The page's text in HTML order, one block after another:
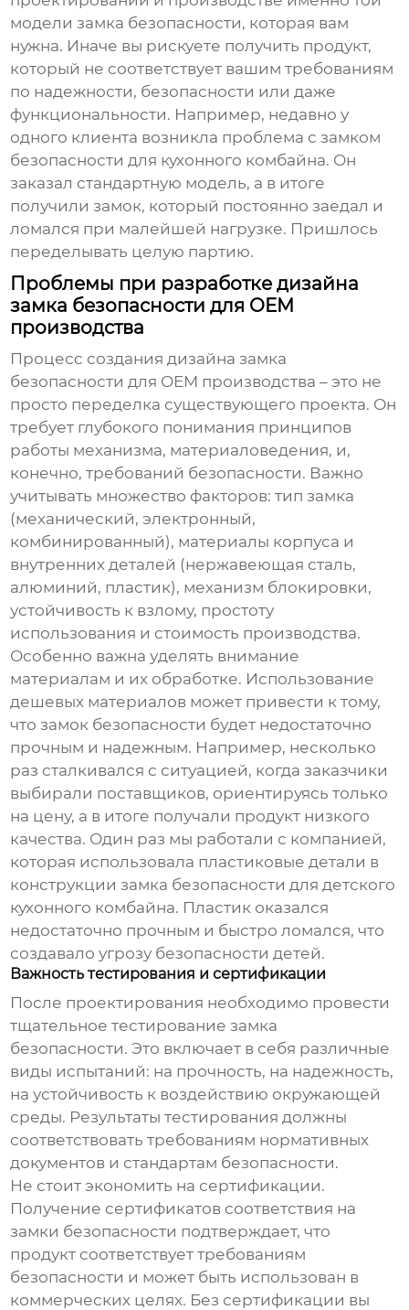
моделизамка безопасности, которая вам
нужна. Иначе вы рискуете получить продукт,
который не соответствует вашим требованиям
по надежности, безопасности или даже
функциональности. Например, недавно у
одного клиента возникла проблема сзамком
безопасности для кухонного комбайна. Он
заказал стандартную модель, а в итоге
получилизамок, который постоянно заедал и
ломался при малейшей нагрузке. Пришлось
переделывать целую партию.
Проблемы при разработке дизайна
замка безопасности для OEM
производства
Процесс создания дизайназамка
безопасности для OEM производства – это не
просто переделка существующего проекта. Он
требует глубокого понимания принципов
работы механизма, материаловедения, и,
конечно, требований безопасности. Важно
учитывать множество факторов: тип замка
(механический, электронный,
комбинированный), материалы корпуса и
внутренних деталей (нержавеющая сталь,
алюминий, пластик), механизм блокировки,
устойчивость к взлому, простоту
использования и стоимость производства.
Особенно важна уделять внимание
материалам и их обработке. Использование
дешевых материалов может привести к тому,
чтозамок безопасности будет недостаточно
прочным и надежным. Например, несколько
раз сталкивался с ситуацией, когда заказчики
выбирали поставщиков, ориентируясь только
на цену, а в итоге получали продукт низкого
качества. Один раз мы работали с компанией,
которая использовала пластиковые детали в
конструкциизамка безопасности для детского
кухонного комбайна. Пластик оказался
недостаточно прочным и быстро ломался, что
создавало угрозу безопасности детей.
Важность тестирования и сертификации
После проектирования необходимо провести
тщательное тестированиезамка
безопасности. Это включает в себя различные
виды испытаний: на прочность, на надежность,
на устойчивость к воздействию окружающей
среды. Результаты тестирования должны
соответствовать требованиям нормативных
документов и стандартам безопасности.
Не стоит экономить на сертификации.
Получение сертификатов соответствия на
замки безопасности подтверждает, что
продукт соответствует требованиям
безопасности и может быть использован в
коммерческих целях. Без сертификации вы